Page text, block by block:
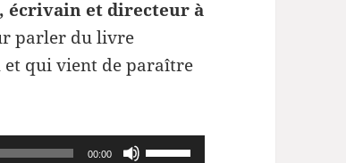
écrivain et directeur à
parler du livre
et qui vient de paraître
00:00
Utilisez